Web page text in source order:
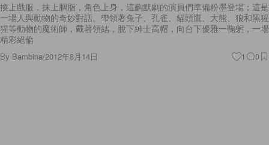
換上戲服，抹上胭脂，角色上身，這齣默劇的演員們準備粉墨登場；這是
一場人與動物的奇妙對話。帶領著兔子、孔雀、貓頭鷹、大熊、狼和黑猩
猩等動物的魔術師，戴著領結，脫下紳士高帽，向台下優雅一鞠躬，一場
精彩絕倫
By Bambina/2012年8月14日 1 0